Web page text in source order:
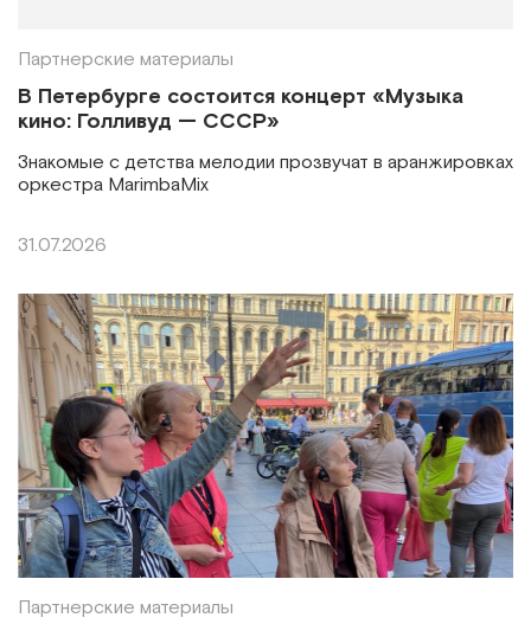
Партнерские материалы
В Петербурге состоится концерт «Музыка
кино: Голливуд — СССР»
Знакомые с детства мелодии прозвучат в аранжировках
оркестра MarimbaMix
31.07.2026
Партнерские материалы